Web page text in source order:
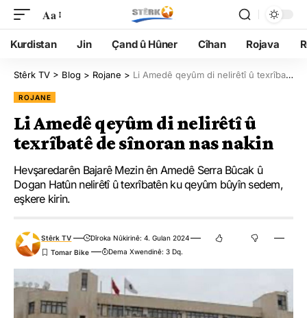
Aa
Kurdistan Jin Çand û Hûner Cîhan Rojava
Stêrk TV > Blog > Rojane > Li Amedê qeyûm di nelirêtî û texrîbatê de sînoran nas nakin
ROJANE
Li Amedê qeyûm di nelirêtî û
texrîbatê de sînoran nas nakin
Hevşaredarên Bajarê Mezin ên Amedê Serra Bûcak û
Dogan Hatûn nelirêtî û texrîbatên ku qeyûm bûyîn sedem,
eşkere kirin.
Stêrk TV
Dîroka Nûkirinê: 4. Gulan 2024
Dema Xwendinê: 3 Dq.